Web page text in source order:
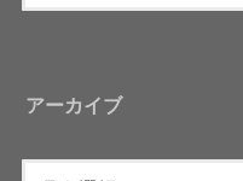
アーカイブ